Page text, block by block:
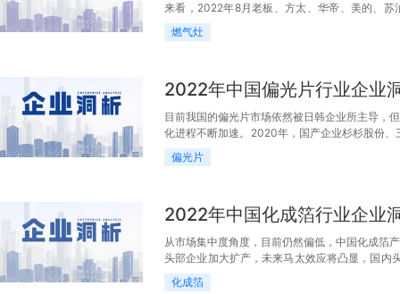
来看，2022年8月老板、方太、华帝、美的、苏
8.52%、11.02%、0.77%；
燃气灶
2022年中国偏光片行业企业
目前我国的偏光片市场依然被日韩企业所主导，
化进程不断加速。2020年，国产企业杉杉股份
占比率合计在20%左右。中国偏光片企业正逐渐
偏光片
2022年中国化成箔行业企业
从市场集中度角度，目前仍然偏低，中国化成箔
头部企业加大扩产，未来马太效应将凸显，国
行业的市场份额占比前五的企业分别是东阳光、
化成箔